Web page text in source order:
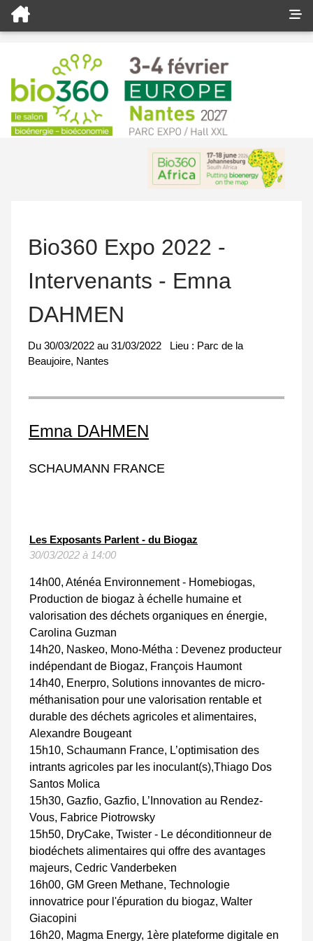
Bio360 Expo 2022 -
Intervenants - Emna
DAHMEN
Du 30/03/2022 au 31/03/2022 Lieu : Parc de la
Beaujoire, Nantes
Emna DAHMEN
SCHAUMANN FRANCE
Les Exposants Parlent - du Biogaz
30/03/2022 à 14:00
14h00, Aténéa Environnement - Homebiogas,
Production de biogaz à échelle humaine et
valorisation des déchets organiques en énergie,
Carolina Guzman
14h20, Naskeo, Mono-Métha : Devenez producteur
indépendant de Biogaz, François Haumont
14h40, Enerpro, Solutions innovantes de micro-
méthanisation pour une valorisation rentable et
durable des déchets agricoles et alimentaires,
Alexandre Bougeant
15h10, Schaumann France, L’optimisation des
intrants agricoles par les inoculant(s),Thiago Dos
Santos Molica
15h30, Gazfio, Gazfio, L’Innovation au Rendez-
Vous, Fabrice Piotrowsky
15h50, DryCake, Twister - Le déconditionneur de
biodéchets alimentaires qui offre des avantages
majeurs, Cedric Vanderbeken
16h00, GM Green Methane, Technologie
innovatrice pour l'épuration du biogaz, Walter
Giacopini
16h20, Magma Energy, 1ère plateforme digitale en